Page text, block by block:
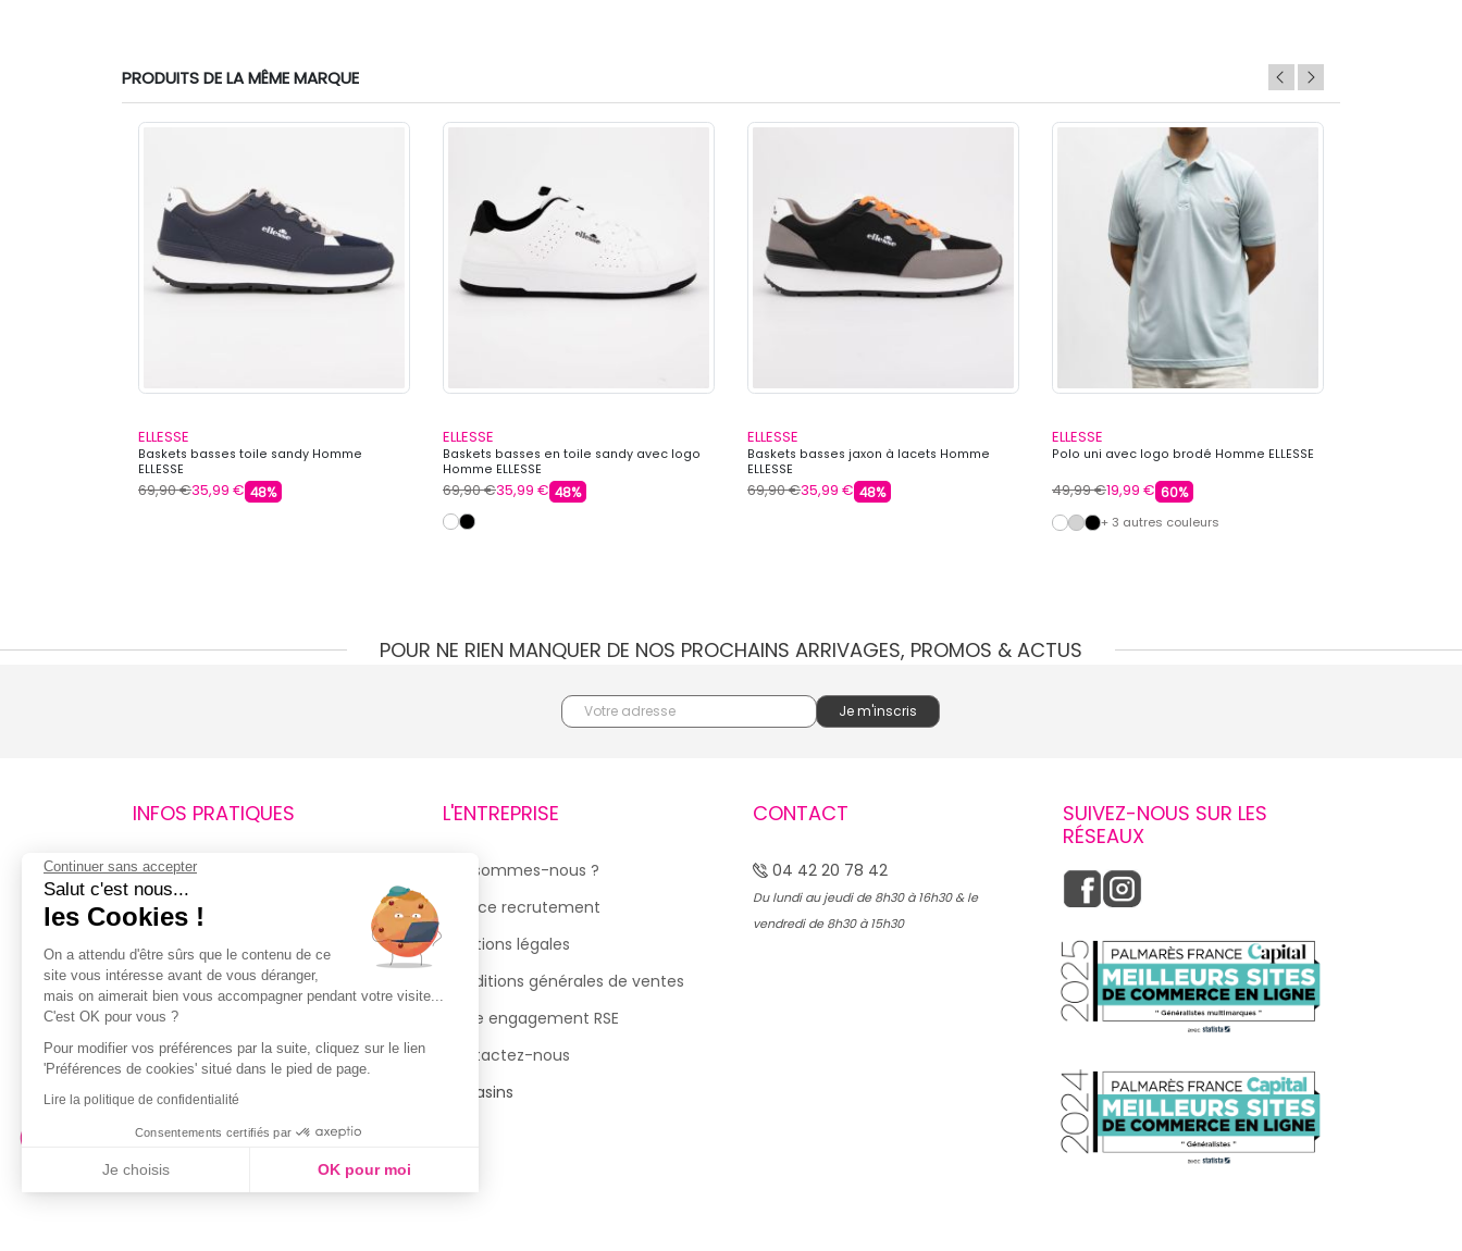
PRODUITS DE LA MÊME MARQUE
ELLESSE
Baskets basses toile sandy Homme
ELLESSE
69,90 €35,99 € 48%
ELLESSE
Baskets basses en toile sandy avec logo
Homme ELLESSE
69,90 €35,99 € 48%
ELLESSE
Baskets basses jaxon à lacets Homme
ELLESSE
69,90 €35,99 € 48%
ELLESSE
Polo uni avec logo brodé Homme ELLESSE
49,99 €19,99 € 60%
+ 3 autres couleurs
POUR NE RIEN MANQUER DE NOS PROCHAINS ARRIVAGES, PROMOS & ACTUS
INFOS PRATIQUES
Retours et remboursements
Suivi de commande
Livraisons
Guide des tailles
Politique de confidentialité
Conditions générales d’utilisation
de la Carte de Fidélité
L'ENTREPRISE
Qui sommes-nous ?
Espace recrutement
Mentions légales
Conditions générales de ventes
Notre engagement RSE
Contactez-nous
Magasins
CONTACT
04 42 20 78 42
Du lundi au jeudi de 8h30 à 16h30 & le
vendredi de 8h30 à 15h30
SUIVEZ-NOUS SUR LES
RÉSEAUX
Continuer sans accepter
Salut c'est nous...
les Cookies !
On a attendu d'être sûrs que le contenu de ce
site vous intéresse avant de vous déranger,
mais on aimerait bien vous accompagner pendant votre visite...
C'est OK pour vous ?
Pour modifier vos préférences par la suite, cliquez sur le lien
'Préférences de cookies' situé dans le pied de page.
Lire la politique de confidentialité
Consentements certifiés par
Je choisis OK pour moi